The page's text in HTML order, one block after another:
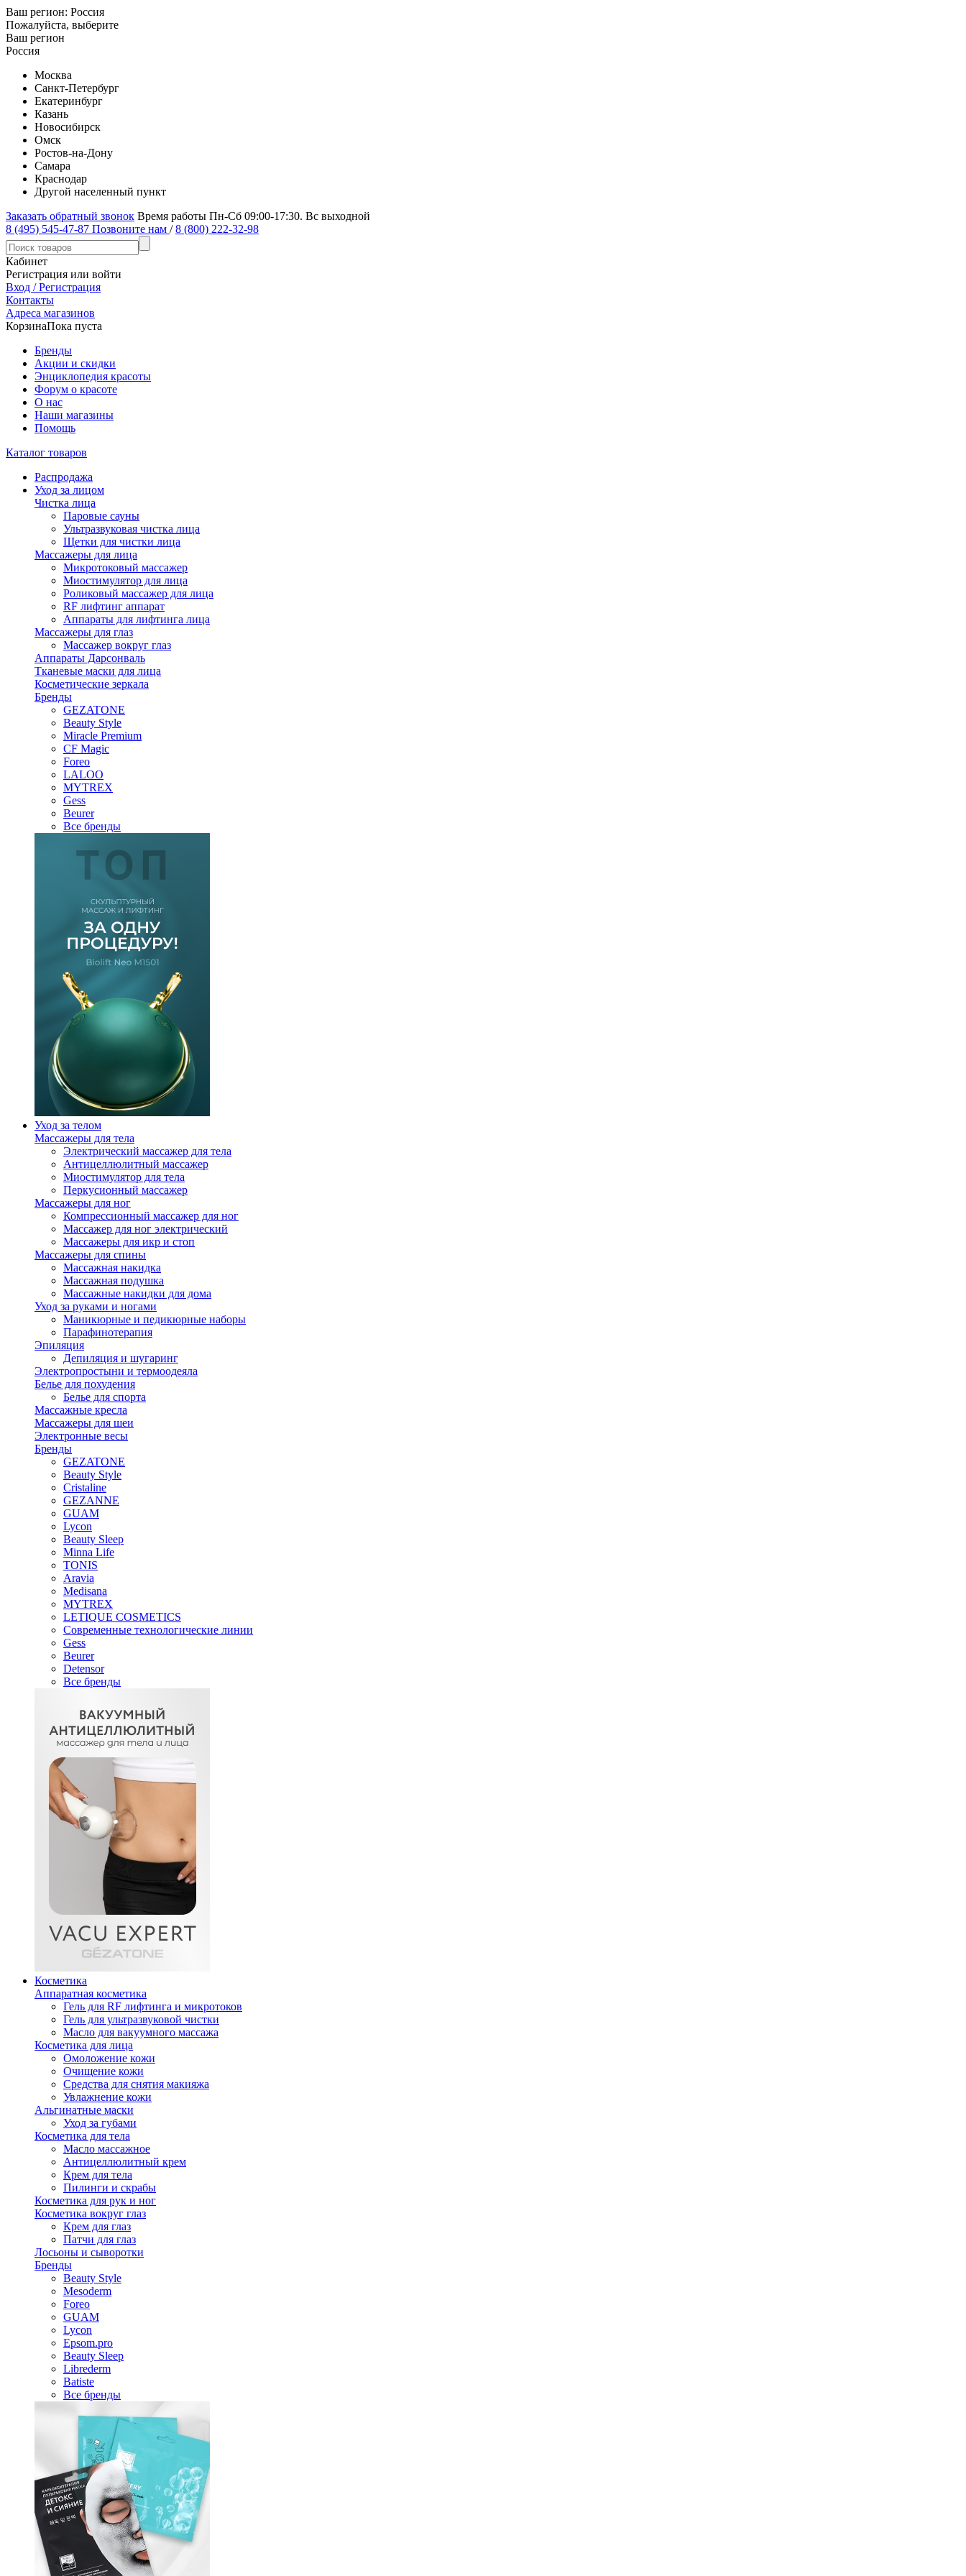
Ваш регион: Россия
Пожалуйста, выберите
Ваш регион
Россия
Москва
Санкт-Петербург
Екатеринбург
Казань
Новосибирск
Омск
Ростов-на-Дону
Самара
Краснодар
Другой населенный пункт
Заказать обратный звонок Время работы Пн-Сб 09:00-17:30. Вс выходной
8 (495) 545-47-87 Позвоните нам / 8 (800) 222-32-98
Кабинет
Регистрация или войти
Вход / Регистрация
Контакты
Адреса магазинов
КорзинаПока пуста
Бренды
Акции и скидки
Энциклопедия красоты
Форум о красоте
О нас
Наши магазины
Помощь
Каталог товаров
Распродажа
Уход за лицом
Чистка лица
Паровые сауны
Ультразвуковая чистка лица
Щетки для чистки лица
Массажеры для лица
Микротоковый массажер
Миостимулятор для лица
Роликовый массажер для лица
RF лифтинг аппарат
Аппараты для лифтинга лица
Массажеры для глаз
Массажер вокруг глаз
Аппараты Дарсонваль
Тканевые маски для лица
Косметические зеркала
Бренды
GEZATONE
Beauty Style
Miracle Premium
CF Magic
Foreo
LALOO
MYTREX
Gess
Beurer
Все бренды
Уход за телом
Массажеры для тела
Электрический массажер для тела
Антицеллюлитный массажер
Миостимулятор для тела
Перкусионный массажер
Массажеры для ног
Компрессионный массажер для ног
Массажер для ног электрический
Массажеры для икр и стоп
Массажеры для спины
Массажная накидка
Массажная подушка
Массажные накидки для дома
Уход за руками и ногами
Маникюрные и педикюрные наборы
Парафинотерапия
Эпиляция
Депиляция и шугаринг
Электропростыни и термоодеяла
Белье для похудения
Белье для спорта
Массажные кресла
Массажеры для шеи
Электронные весы
Бренды
GEZATONE
Beauty Style
Cristaline
GEZANNE
GUAM
Lycon
Beauty Sleep
Minna Life
TONIS
Aravia
Medisana
MYTREX
LETIQUE COSMETICS
Современные технологические линии
Gess
Beurer
Detensor
Все бренды
Косметика
Аппаратная косметика
Гель для RF лифтинга и микротоков
Гель для ультразвуковой чистки
Масло для вакуумного массажа
Косметика для лица
Омоложение кожи
Очищение кожи
Средства для снятия макияжа
Увлажнение кожи
Альгинатные маски
Уход за губами
Косметика для тела
Масло массажное
Антицеллюлитный крем
Крем для тела
Пилинги и скрабы
Косметика для рук и ног
Косметика вокруг глаз
Крем для глаз
Патчи для глаз
Лосьоны и сыворотки
Бренды
Beauty Style
Mesoderm
Foreo
GUAM
Lycon
Epsom.pro
Beauty Sleep
Librederm
Batiste
Все бренды